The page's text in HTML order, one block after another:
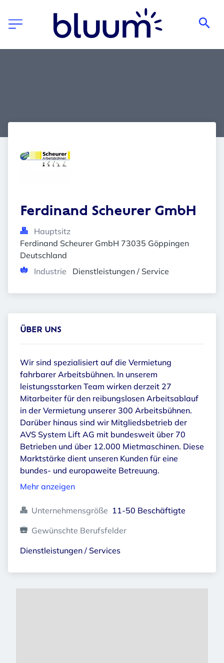
Ferdinand Scheurer GmbH
Hauptsitz
Ferdinand Scheurer GmbH 73035 Göppingen
Deutschland
Industrie
Dienstleistungen / Service
ÜBER UNS
Wir sind spezialisiert auf die Vermietung
fahrbarer Arbeitsbühnen. In unserem
leistungsstarken Team wirken derzeit 27
Mitarbeiter für den reibungslosen Arbeitsablauf
in der Vermietung unserer 300 Arbeitsbühnen.
Darüber hinaus sind wir Mitgliedsbetrieb der
AVS System Lift AG mit bundesweit über 70
Betrieben und über 12.000 Mietmaschinen. Diese
Marktstärke dient unseren Kunden für eine
bundes- und europaweite Betreuung.
Mehr anzeigen
Unternehmensgröße 11-50 Beschäftigte
Gewünschte Berufsfelder
Dienstleistungen / Services